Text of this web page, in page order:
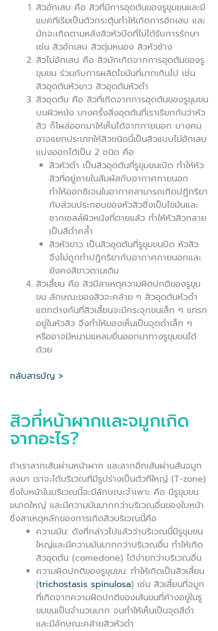
สิวอักเสบ คือ สิวที่มีการอุดตันของรูขุมขนและมี
แบคทีเรียเป็นตัวกระตุ้นทำให้เกิดการอักเสบ และ
มักจะเกิดตามหลังสิวหัวปิดที่ไม่ได้รับการรักษา
เช่น สิวอักเสบ สิวตุ่มหนอง สิวหัวช้าง
สิวไม่อักเสบ คือ สิวมักเกิดจากการอุดตันของรู
ขุมขน ร่วมกับการผลิตไขมันที่มากเกินไป เช่น
สิวอุดตันหัวขาว สิวอุดตันหัวดำ
สิวอุดตัน คือ สิวที่เกิดจากการอุดตันของรูขุมขน
บนผิวหนัง บางครั้งสิ่งอุดตันที่เราเรียกกันว่าหัว
สิว ก็โผล่ออกมาให้เห็นได้จากภายนอก บางคน
อาจแยกประเภทให้สิวชนิดนี้เป็นสิวแบบไม่อักเสบ
แบ่งออกได้เป็น 2 ชนิด คือ
สิวหัวดำ เป็นสิวอุดตันที่รูขุมขนเปิด ทำให้หัว
สิวที่อยู่ภายในสัมผัสกับอากาศภายนอก
ทำให้ออกซิเจนในอากาศสามารถเกิดปฏิกริยา
กับส่วนประกอบของหัวสิวซึ่งเป็นไขมันและ
ซากเซลล์ผิวหนังที่ตายแล้ว ทำให้หัวสิวกลาย
เป็นสีดำคล้ำ
สิวหัวขาว เป็นสิวอุดตันที่รูขุมขนปิด หัวสิว
จึงไม่ถูกทำปฏิกริยากับอากาศภายนอกและ
ยังคงสีขาวตามเดิม
สิวเสี้ยน คือ สิวมีสาเหตุความผิดปกติของรูขุม
ขน ลักษณะของสิวจะคล้าย ๆ สิวอุดตันหัวดำ
แตกต่างกันที่สิวเสี้ยนจะมีกระจุกขนเล็ก ๆ แทรก
อยู่ในหัวสิว จึงทำให้มองเห็นเป็นจุดดำเล็ก ๆ
หรืออาจมีหนามแหลมยื่นออกมาทางรูขุมขนได้
ด้วย
กลับสารบัญ >
สิวที่หน้าผากและจมูกเกิด
จากอะไร?
ถ้าเราลากเส้นผ่านหน้าผาก และลากอีกเส้นผ่านสันจมูก
ลงมา เราจะได้บริเวณที่มีรูปร่างเป็นตัวทีใหญ่ (T-zone)
ซึ่งใบหน้าในบริเวณนี้จะมีลักษณะจำเพาะ คือ มีรูขุมขน
ขนาดใหญ่ และมีความมันมากกว่าบริเวณอื่นของใบหน้า
ซึ่งสาเหตุหลักของการเกิดสิวบริเวณนี้คือ
ความมัน: ดังที่กล่าวไปแล้วว่าบริเวณนี้มีรูขุมขน
ใหญ่และมีความมันมากกว่าบริเวณอื่น ทำให้เกิด
สิวอุดตัน (comedone) ได้ง่ายกว่าบริเวณอื่น
ความผิดปกติของรูขุมขน: ทำให้เกิดเป็นสิวเสี้ยน
(trichostasis spinulosa) เช่น สิวเสี้ยนที่จมูก
ที่เกิดจากความผิดปกติของเส้นขนที่ค้างอยู่ในรู
ขมขนเป็นจำนวนมาก จนทำให้เห็นเป็นจุดสีดำ
และมีลักษณะคล้ายสิวหัวดำ